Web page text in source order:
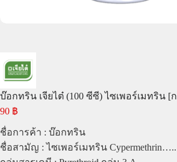
บ๊อกทริน เจียไต๋ (100 ซีซี) ไซเพอร์เมทริน [
90 ฿
ชื่อการค้า : บ๊อกทริน
ชื่อสามัญ : ไซเพอร์เมทริน Cypermethrin…..